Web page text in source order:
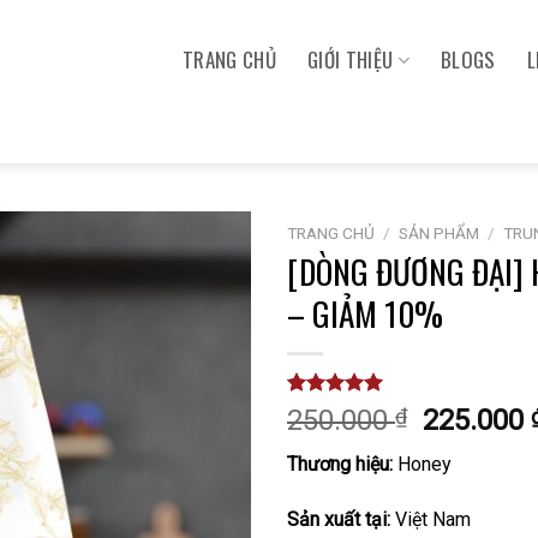
TRANG CHỦ GIỚI THIỆU BLOGS
TRANG CHỦ / SẢN PHẨM /
[DÒNG ĐƯƠNG
– GIẢM 10%
5.00trên 5
dựa trên
6
250.000₫ 225.000
Thương hiệu: Honey
Sản xuất tại: Việt Nam